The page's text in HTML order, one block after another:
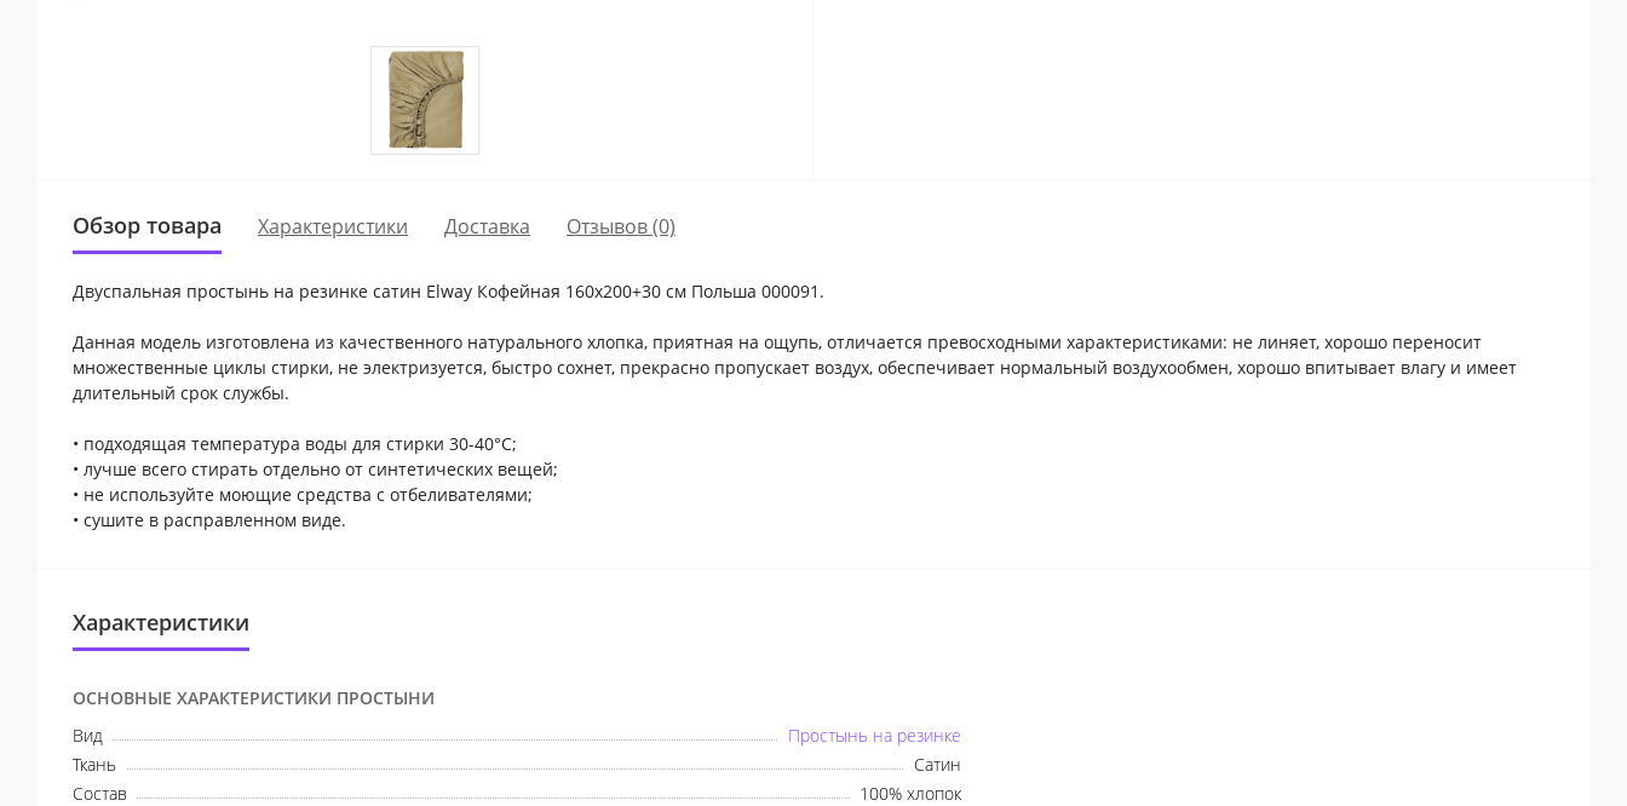
×
Обзор товара Характеристики Доставка Отзывов (0)
Двуспальная простынь на резинке сатин Elway Кофейная 160х200+30 см Польша 000091.
Данная модель изготовлена из качественного натурального хлопка, приятная на ощупь, отличается превосходными характеристиками: не линяет, хорошо переносит
множественные циклы стирки, не электризуется, быстро сохнет, прекрасно пропускает воздух, обеспечивает нормальный воздухообмен, хорошо впитывает влагу и имеет
длительный срок службы.
• подходящая температура воды для стирки 30-40°С;
• лучше всего стирать отдельно от синтетических вещей;
• не используйте моющие средства с отбеливателями;
• сушите в расправленном виде.
Характеристики
ОСНОВНЫЕ ХАРАКТЕРИСТИКИ ПРОСТЫНИ
Вид
Простынь на резинке
Ткань
Сатин
Состав
100% хлопок